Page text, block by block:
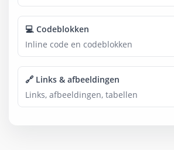
💻 Codeblokken
Inline code en codeblokken
🔗 Links & afbeeldingen
Links, afbeeldingen, tabellen